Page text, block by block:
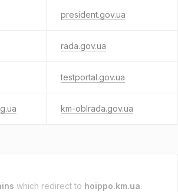
president.gov.ua
rada.gov.ua
testportal.gov.ua
km-oblrada.gov.ua
which redirect to hoippo.km.ua.